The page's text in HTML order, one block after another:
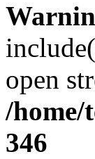
open
/
346